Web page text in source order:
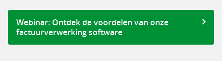
Webinar: Ontdek de voordelen van onze
factuurverwerking software